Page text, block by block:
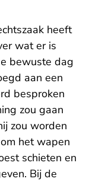
heeft
wat er is
bewuste dag
aan een
besproken
zou gaan
zou worden
het wapen
schieten en
Bij de